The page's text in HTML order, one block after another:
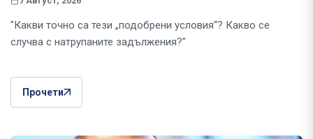
"Какви точно са тези „подобрени условия“? Какво се
случва с натрупаните задължения?"
Прочети